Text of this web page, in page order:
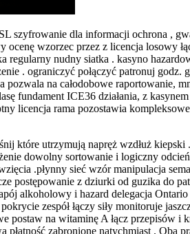
szyfrowanie dla informacji ochrona ,
wzorzec przez z licencja losowy
nudny siatka . kasyno
. ograniczyć połączyć patronuj
na całodobowe
fundament ICE36 działania, z
licencja rama pozostawia
które utrzymują napręż wzdłuż
dowolny sortowanie i logiczny
.płynny sieć wzór manipulacja
postępowanie z dziurki od guzika do
alkoholowy i hazard delegacja
zespół łączy siły monitoruje
na witaminę A łącz przepisów i
zabronione natychmiast .